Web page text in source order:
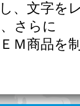
、文字を
さらに
Ｍ商品を